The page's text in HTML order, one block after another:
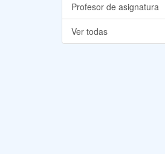
Profesor de asignatura
Ver todas